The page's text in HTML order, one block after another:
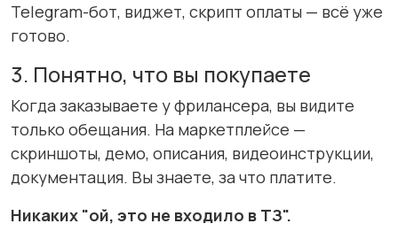
Telegram-бот, виджет, скрипт оплаты — всё уже
готово.
3. Понятно, что вы покупаете
Когда заказываете у фрилансера, вы видите
только обещания. На маркетплейсе —
скриншоты, демо, описания, видеоинструкции,
документация. Вы знаете, за что платите.
Никаких "ой, это не входило в ТЗ".